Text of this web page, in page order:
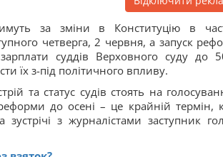
за зміни в Конституцію в
четверга, 2 червня, а запуск
суддів Верховного суду до
їх з-під політичного впливу.
та статус судів стоять на
до осені – це крайній термін,
з журналістами заступник